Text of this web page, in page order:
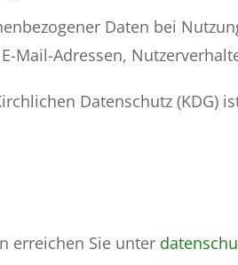
Daten bei
Mail-Adressen,
Datenschutz (KDG)
erreichen Sie unter